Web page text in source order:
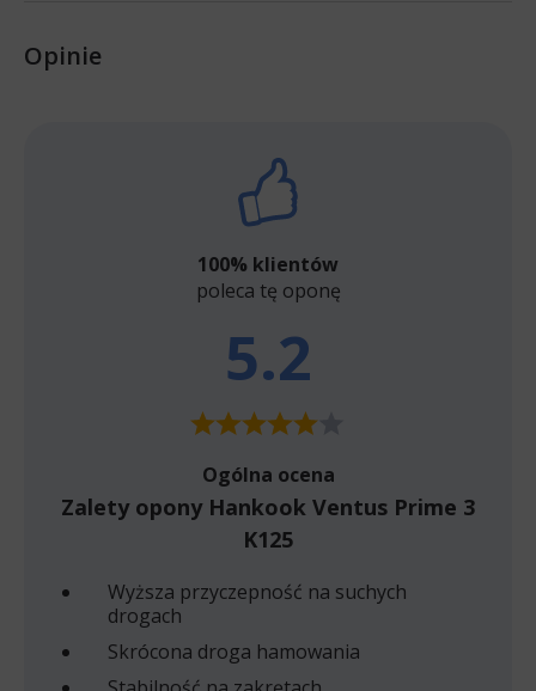
Opinie
100% klientów
poleca tę oponę
5.2
Ogólna ocena
Zalety opony Hankook Ventus Prime 3
K125
Wyższa przyczepność na suchych
drogach
Skrócona droga hamowania